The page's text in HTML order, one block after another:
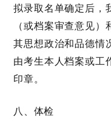
拟录取名单确定后，
（或档案审查意见
其思想政治和品德情
由考生本人档案或工
印章。
八、体检